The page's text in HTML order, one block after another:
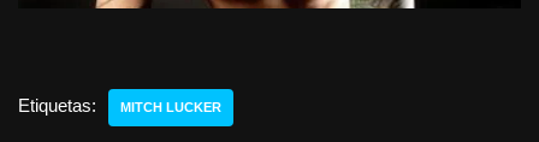
Etiquetas: MITCH LUCKER